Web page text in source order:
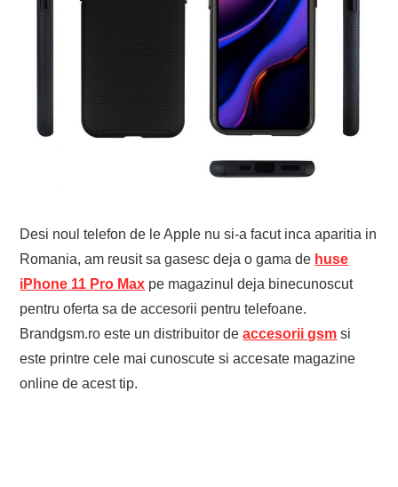
BICICLETE
Desi noul telefon de le Apple nu si-a facut inca aparitia in
Romania, am reusit sa gasesc deja o gama de huse
iPhone 11 Pro Max pe magazinul deja binecunoscut
pentru oferta sa de accesorii pentru telefoane.
Brandgsm.ro este un distribuitor de accesorii gsm si
este printre cele mai cunoscute si accesate magazine
online de acest tip.